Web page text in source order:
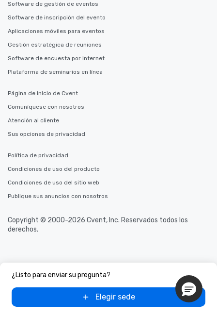
¿Listo para enviar su pregunta?
Elegir sede
Software de gestión de eventos
Software de inscripción del evento
Aplicaciones móviles para eventos
Gestión estratégica de reuniones
Software de encuesta por Internet
Plataforma de seminarios en línea
Página de inicio de Cvent
Comuníquese con nosotros
Atención al cliente
Sus opciones de privacidad
Política de privacidad
Condiciones de uso del producto
Condiciones de uso del sitio web
Publique sus anuncios con nosotros
Copyright © 2000-2026 Cvent, Inc. Reservados todos los
derechos.